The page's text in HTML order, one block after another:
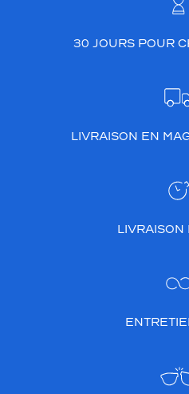
30 JOURS POUR
LIVRAISON EN
LIVRAISON